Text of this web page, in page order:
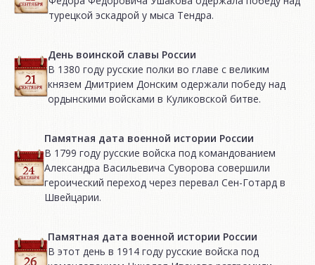
турецкой эскадрой у мыса Тендра.
День воинской славы России
В 1380 году русские полки во главе с великим
князем Дмитрием Донским одержали победу над
ордынскими войсками в Куликовской битве.
Памятная дата военной истории России
В 1799 году русские войска под командованием
Александра Васильевича Суворова совершили
героический переход через перевал Сен-Готард в
Швейцарии.
Памятная дата военной истории России
В этот день в 1914 году русские войска под